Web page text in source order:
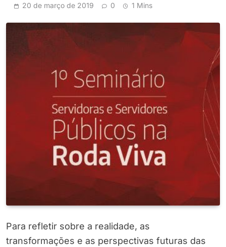
20 de março de 2019 0 1 Mins
Para refletir sobre a realidade, as
transformações e as perspectivas futuras das